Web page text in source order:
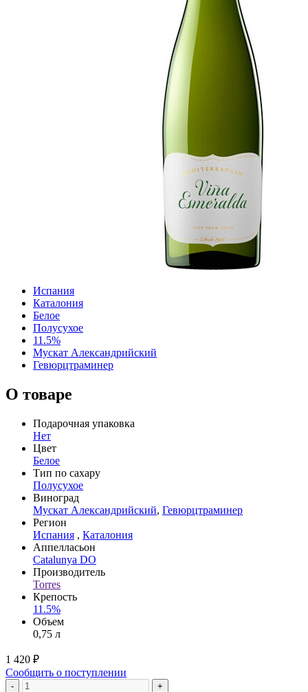
Испания
Каталония
Белое
Полусухое
11.5%
Мускат Александрийский
Гевюрцтраминер
О товаре
Подарочная упаковка
Нет
Цвет
Белое
Тип по сахару
Полусухое
Виноград
Мускат Александрийский, Гевюрцтраминер
Регион
Испания , Каталония
Аппелласьон
Catalunya DO
Производитель
Torres
Крепость
11.5%
Объем
0,75 л
1 420 ₽
Сообщить о поступлении
- +